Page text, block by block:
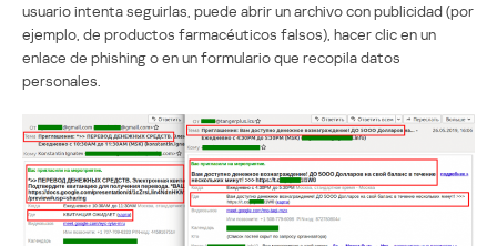
usuario intenta seguirlas, puede abrir un archivo con publicidad (por
ejemplo, de productos farmacéuticos falsos), hacer clic en un
enlace de phishing o en un formulario que recopila datos
personales.